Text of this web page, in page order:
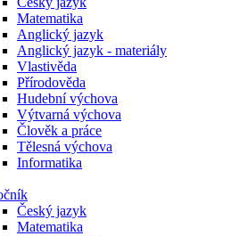
Matematika
Anglický jazyk
Anglický jazyk - materiály
Vlastivěda
Přírodověda
Hudební výchova
Výtvarná výchova
Člověk a práce
Tělesná výchova
Informatika
Český jazyk
Matematika